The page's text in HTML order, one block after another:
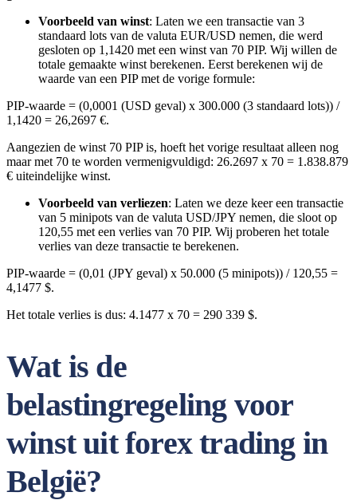
Voorbeeld van winst: Laten we een transactie van 3
standaard lots van de valuta EUR/USD nemen, die werd
gesloten op 1,1420 met een winst van 70 PIP. Wij willen de
totale gemaakte winst berekenen. Eerst berekenen wij de
waarde van een PIP met de vorige formule:
PIP-waarde = (0,0001 (USD geval) x 300.000 (3 standaard lots)) /
1,1420 = 26,2697 €.
Aangezien de winst 70 PIP is, hoeft het vorige resultaat alleen nog
maar met 70 te worden vermenigvuldigd: 26.2697 x 70 = 1.838.879
€ uiteindelijke winst.
Voorbeeld van verliezen: Laten we deze keer een transactie
van 5 minipots van de valuta USD/JPY nemen, die sloot op
120,55 met een verlies van 70 PIP. Wij proberen het totale
verlies van deze transactie te berekenen.
PIP-waarde = (0,01 (JPY geval) x 50.000 (5 minipots)) / 120,55 =
4,1477 $.
Het totale verlies is dus: 4.1477 x 70 = 290 339 $.
Wat is de
belastingregeling voor
winst uit forex trading in
België?